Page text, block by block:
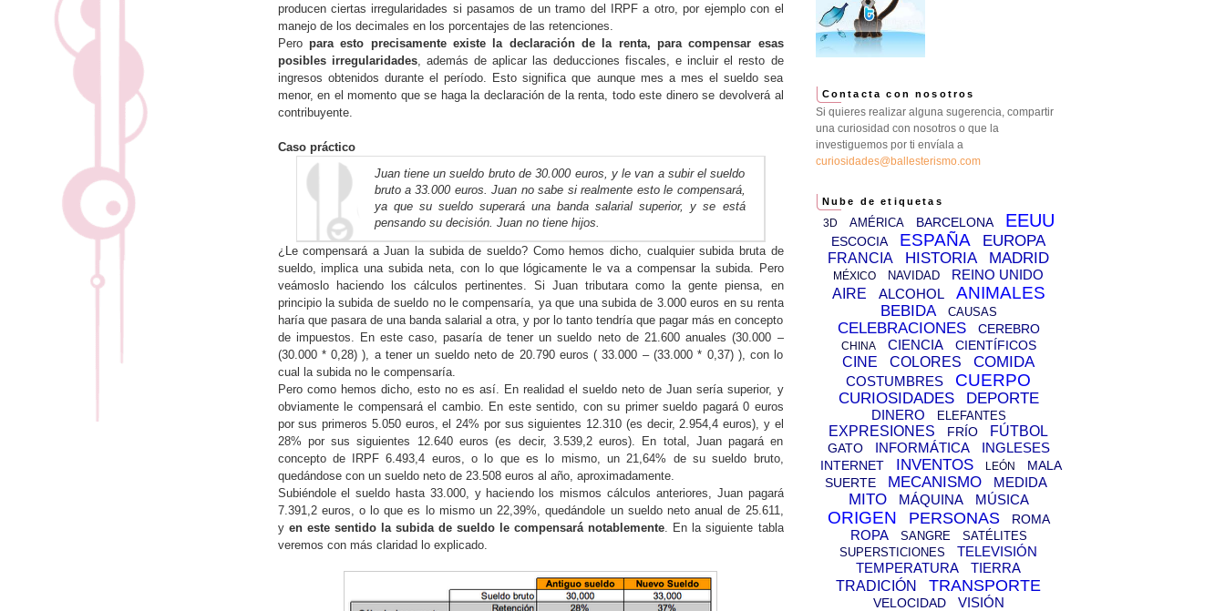
producen ciertas irregularidades si pasamos de un tramo del IRPF a otro, por ejemplo con el
manejo de los decimales en los porcentajes de las retenciones.
Pero para esto precisamente existe la declaración de la renta, para compensar esas
posibles irregularidades, además de aplicar las deducciones fiscales, e incluir el resto de
ingresos obtenidos durante el período. Esto significa que aunque mes a mes el sueldo sea
menor, en el momento que se haga la declaración de la renta, todo este dinero se devolverá al
contribuyente.
Caso práctico
Juan tiene un sueldo bruto de 30.000 euros, y le van a subir el sueldo
bruto a 33.000 euros. Juan no sabe si realmente esto le compensará,
ya que su sueldo superará una banda salarial superior, y se está
pensando su decisión. Juan no tiene hijos.
¿Le compensará a Juan la subida de sueldo? Como hemos dicho, cualquier subida bruta de
sueldo, implica una subida neta, con lo que lógicamente le va a compensar la subida. Pero
veámoslo haciendo los cálculos pertinentes. Si Juan tributara como la gente piensa, en
principio la subida de sueldo no le compensaría, ya que una subida de 3.000 euros en su renta
haría que pasara de una banda salarial a otra, y por lo tanto tendría que pagar más en concepto
de impuestos. En este caso, pasaría de tener un sueldo neto de 21.600 anuales (30.000 –
(30.000 * 0,28) ), a tener un sueldo neto de 20.790 euros ( 33.000 – (33.000 * 0,37) ), con lo
cual la subida no le compensaría.
Pero como hemos dicho, esto no es así. En realidad el sueldo neto de Juan sería superior, y
obviamente le compensará el cambio. En este sentido, con su primer sueldo pagará 0 euros
por sus primeros 5.050 euros, el 24% por sus siguientes 12.310 (es decir, 2.954,4 euros), y el
28% por sus siguientes 12.640 euros (es decir, 3.539,2 euros). En total, Juan pagará en
concepto de IRPF 6.493,4 euros, o lo que es lo mismo, un 21,64% de su sueldo bruto,
quedándose con un sueldo neto de 23.508 euros al año, aproximadamente.
Subiéndole el sueldo hasta 33.000, y haciendo los mismos cálculos anteriores, Juan pagará
7.391,2 euros, o lo que es lo mismo un 22,39%, quedándole un sueldo neto anual de 25.611,
y en este sentido la subida de sueldo le compensará notablemente . En la siguiente tabla
veremos con más claridad lo explicado.
Contacta con nosotros
Si quieres realizar alguna sugerencia, compartir
una curiosidad con nosotros o que la
investiguemos por ti envíala a
curiosidades@ballesterismo.com
Nube de etiquetas
3D AMÉRICA BARCELONA EEUU
ESCOCIA ESPAÑA EUROPA
FRANCIA HISTORIA MADRID
MÉXICO NAVIDAD
REINO UNIDO
AIRE
ALCOHOL ANIMALES
BEBIDA CAUSAS
CELEBRACIONES CEREBRO
CHINA CIENCIA CIENTÍFICOS
CINE COLORES COMIDA
COSTUMBRES CUERPO
CURIOSIDADES DEPORTE
DINERO ELEFANTES
EXPRESIONES FRÍO FÚTBOL
GATO INFORMÁTICA INGLESES
INTERNET INVENTOS LEÓN
MALA
SUERTE
MECANISMO MEDIDA
MITO MÁQUINA MÚSICA
ORIGEN PERSONAS ROMA
ROPA SANGRE
SATÉLITES
SUPERSTICIONES
TELEVISIÓN
TEMPERATURA
TIERRA
TRADICIÓN
TRANSPORTE
VELOCIDAD VISIÓN